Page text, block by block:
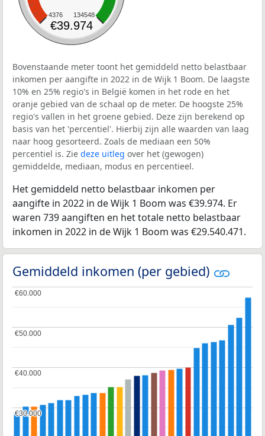
4376 134548
€39.974
Bovenstaande meter toont het gemiddeld netto belastbaar
inkomen per aangifte in 2022 in de Wijk 1 Boom. De laagste
10% en 25% regio's in België komen in het rode en het
oranje gebied van de schaal op de meter. De hoogste 25%
regio's vallen in het groene gebied. Deze zijn berekend op
basis van het 'percentiel'. Hierbij zijn alle waarden van laag
naar hoog gesorteerd. Zoals de mediaan een 50%
percentiel is. Zie deze uitleg over het (gewogen)
gemiddelde, mediaan, modus en percentieel.
Het gemiddeld netto belastbaar inkomen per
aangifte in 2022 in de Wijk 1 Boom was €39.974. Er
waren 739 aangiften en het totale netto belastbaar
inkomen in 2022 in de Wijk 1 Boom was €29.540.471.
Gemiddeld inkomen (per gebied)
€30.000
€30.000
€40.000
€40.000
€50.000
€50.000
€60.000
€60.000